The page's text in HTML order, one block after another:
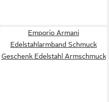
Emporio Armani
Edelstahlarmband Schmuck
Geschenk Edelstahl Armschmuck